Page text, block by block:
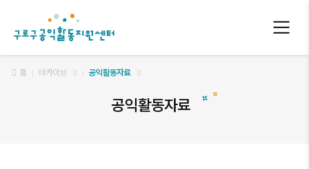
구로구 공익활동지원센터
홈 아카이브 공익활동자료
공익활동자료